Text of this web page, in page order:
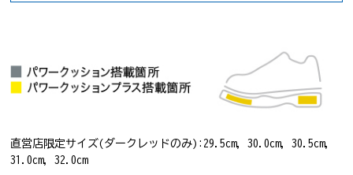
直営店限定サイズ(ダークレッドのみ):29.5cm, 30.0cm, 30.5cm,
31.0cm, 32.0cm